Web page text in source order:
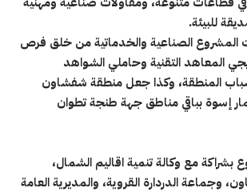
للبيئة.
الصناعية والخدماتية من خلق فرص
المعاهد التقنية وحاملي الشواهد
المنطقة، وكذا جعل منطقة شفشاون
إسوة بباقي مناطق جهة طنجة تطوان
مع وكالة تنمية اقاليم الشمال،
وجماعة الدردارة القروية، والمديرية العامة